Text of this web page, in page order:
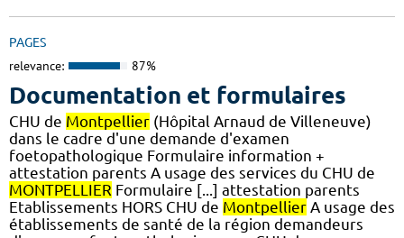
PAGES
relevance: 87%
Documentation et formulaires
CHU de Montpellier (Hôpital Arnaud de Villeneuve)
dans le cadre d'une demande d'examen
foetopathologique Formulaire information +
attestation parents A usage des services du CHU de
MONTPELLIER Formulaire [...] attestation parents
Etablissements HORS CHU de Montpellier A usage des
établissements de santé de la région demandeurs